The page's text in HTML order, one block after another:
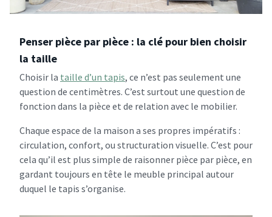
Penser pièce par pièce : la clé pour bien choisir
la taille
Choisir la taille d’un tapis, ce n’est pas seulement une
question de centimètres. C’est surtout une question de
fonction dans la pièce et de relation avec le mobilier.
Chaque espace de la maison a ses propres impératifs :
circulation, confort, ou structuration visuelle. C’est pour
cela qu’il est plus simple de raisonner pièce par pièce, en
gardant toujours en tête le meuble principal autour
duquel le tapis s’organise.